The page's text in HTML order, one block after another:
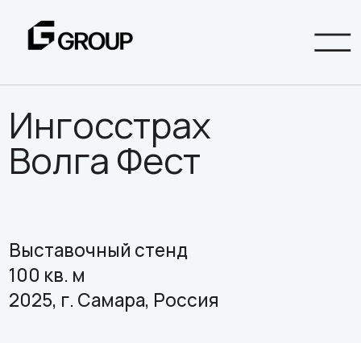
Ингосстрах
Волга Фест
Выставочный стенд
Команда проекта
Анна Корженкова,
Егор Серов,
Артур Хабибуллин, Максим Нгуен, Максим Поварь